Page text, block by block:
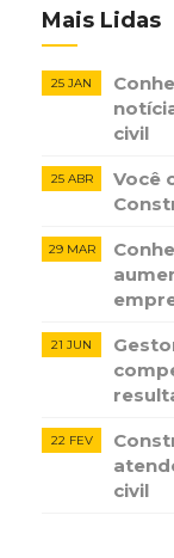
Mais Lidas
25 JAN
civil
25 ABR
Você
29 MAR
21 JUN
22 FEV
civil